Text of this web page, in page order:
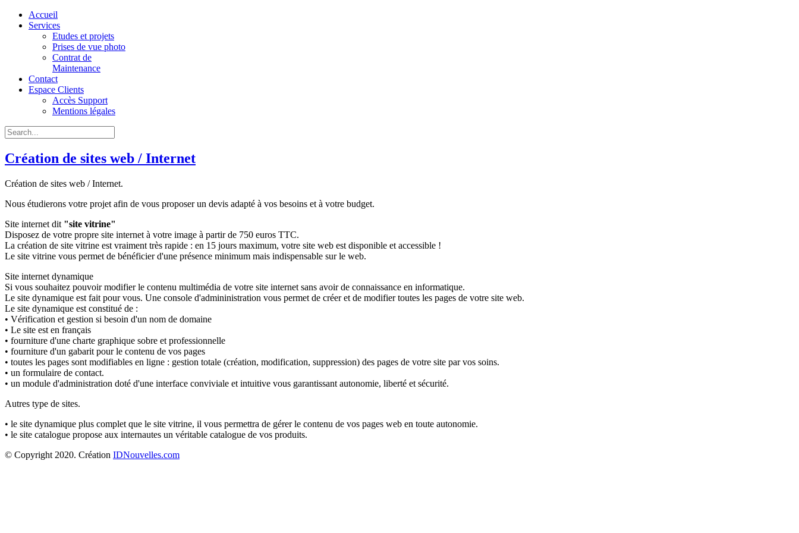
Accueil
Services
Etudes et projets
Prises de vue photo
Contrat de
Maintenance
Contact
Espace Clients
Accès Support
Mentions légales
Création de sites web / Internet
Création de sites web / Internet.
Nous étudierons votre projet afin de vous proposer un devis adapté à vos besoins et à votre budget.
Site internet dit "site vitrine"
Disposez de votre propre site internet à votre image à partir de 750 euros TTC.
La création de site vitrine est vraiment très rapide : en 15 jours maximum, votre site web est disponible et accessible !
Le site vitrine vous permet de bénéficier d'une présence minimum mais indispensable sur le web.
Site internet dynamique
Si vous souhaitez pouvoir modifier le contenu multimédia de votre site internet sans avoir de connaissance en informatique.
Le site dynamique est fait pour vous. Une console d'admininistration vous permet de créer et de modifier toutes les pages de votre site web.
Le site dynamique est constitué de :
• Vérification et gestion si besoin d'un nom de domaine
• Le site est en français
• fourniture d'une charte graphique sobre et professionnelle
• fourniture d'un gabarit pour le contenu de vos pages
• toutes les pages sont modifiables en ligne : gestion totale (création, modification, suppression) des pages de votre site par vos soins.
• un formulaire de contact.
• un module d'administration doté d'une interface conviviale et intuitive vous garantissant autonomie, liberté et sécurité.
Autres type de sites.
• le site dynamique plus complet que le site vitrine, il vous permettra de gérer le contenu de vos pages web en toute autonomie.
• le site catalogue propose aux internautes un véritable catalogue de vos produits.
© Copyright 2020. Création IDNouvelles.com